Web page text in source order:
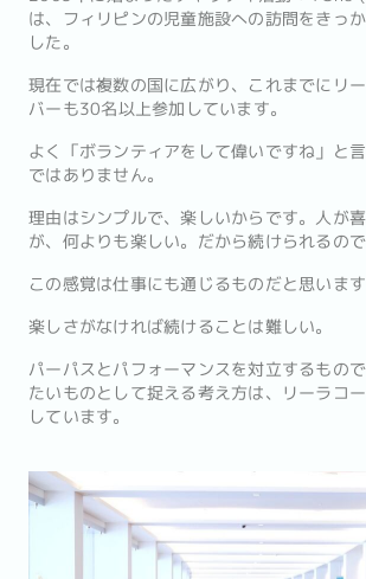
は、フィリピンの児童施設への訪問をきっ
した。
現在では複数の国に広がり、これまでにリ
バーも30名以上参加しています。
よく「ボランティアをして偉いですね」と
ではありません。
理由はシンプルで、楽しいからです。人が
が、何よりも楽しい。だから続けられるので
この感覚は仕事にも通じるものだと思います
楽しさがなければ続けることは難しい。
パーパスとパフォーマンスを対立するもの
たいものとして捉える考え方は、リーラコ
しています。